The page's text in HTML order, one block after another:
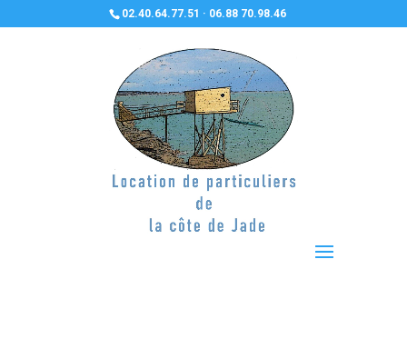
02.40.64.77.51 · 06.88 70.98.46